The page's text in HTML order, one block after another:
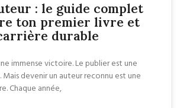
: le guide complet
ton premier livre et
durable
immense victoire. Le publier est une
devenir un auteur reconnu est une
Chaque année,